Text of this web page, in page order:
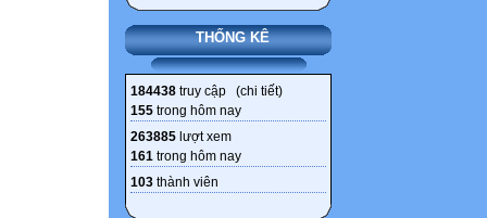
THỐNG KÊ
184438 truy cập (chi tiết)
155 trong hôm nay
263885 lượt xem
161 trong hôm nay
103 thành viên